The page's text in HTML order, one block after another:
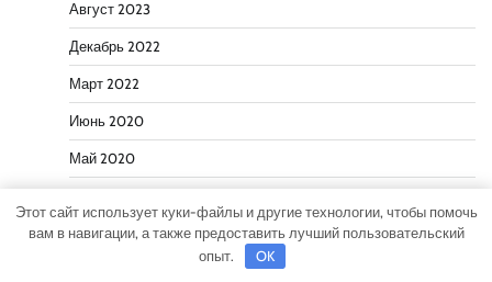
Август 2023
Декабрь 2022
Март 2022
Июнь 2020
Май 2020
Октябрь 2018
Этот сайт использует куки-файлы и другие технологии, чтобы помочь
вам в навигации, а также предоставить лучший пользовательский
опыт.
OK